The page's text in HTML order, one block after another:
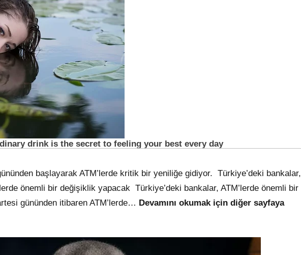
başlayarak ATM’lerde kritik bir yeniliğe gidiyor. Türkiye’deki bankalar,
önemli bir değişiklik yapacak Türkiye’deki bankalar, ATM’lerde önemli bir
gününden itibaren ATM’lerde… Devamını okumak için diğer sayfaya